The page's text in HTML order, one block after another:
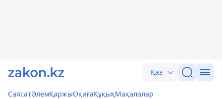
Қаз
СаясатӘлемҚаржыОқиғаҚұқықМақалалар